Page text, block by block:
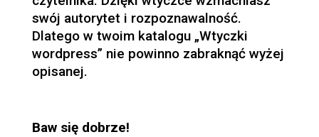
swój autorytet i rozpoznawalność.
Dlatego w twoim katalogu „Wtyczki
wordpress” nie powinno zabraknąć wyżej
opisanej.
Baw się dobrze!